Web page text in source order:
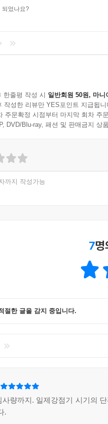
되었나요?
한줄평 작성 시 일반회원 50원, 마니
작성한 리뷰만 YES포인트 지급됩니
주문확정 시점부터 마지막 회차 주
DVD/Blu-ray, 패션 및 판매금지 상
까지 작성가능
7
절한 글을 감지 중입니다.
사량까지. 일제강점기 시기의
.